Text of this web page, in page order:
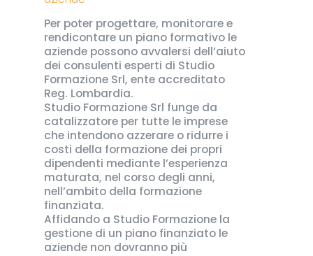
Per poter progettare, monitorare e
rendicontare un piano formativo le
aziende possono avvalersi dell’aiuto
dei consulenti esperti di Studio
Formazione Srl, ente accreditato
Reg. Lombardia.
Studio Formazione Srl funge da
catalizzatore per tutte le imprese
che intendono azzerare o ridurre i
costi della formazione dei propri
dipendenti mediante l’esperienza
maturata, nel corso degli anni,
nell’ambito della formazione
finanziata.
Affidando a Studio Formazione la
gestione di un piano finanziato le
aziende non dovranno più